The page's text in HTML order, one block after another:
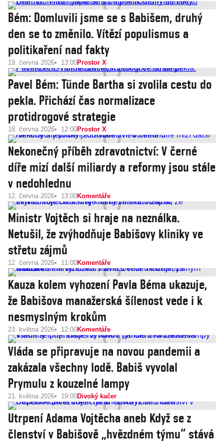
Bém: Domluvili jsme se s Babišem, druhý
den se to změnilo. Vítězí populismus a
politikaření nad fakty
19. června 2026 13:00Prostor X
Pavel Bém: Tünde Bartha si zvolila cestu do
pekla. Přichází čas normalizace
protidrogové strategie
18. června 2026 12:00Prostor X
Nekonečný příběh zdravotnictví: V černé
díře mizí další miliardy a reformy jsou stále
v nedohlednu
12. června 2026 13:00Komentáře
Ministr Vojtěch si hraje na neználka.
Netušil, že zvýhodňuje Babišovy kliniky ve
střetu zájmů
12. června 2026 11:00Komentáře
Kauza kolem vyhození Pavla Béma ukazuje,
že Babišova manažerská šílenost vede i k
nesmyslným krokům
23. května 2026 12:00Komentáře
Vláda se připravuje na novou pandemii a
zakázala všechny lodě. Babiš vyvolal
Prymulu z kouzelné lampy
21. května 2026 19:00Divoký kačer
Utrpení Adama Vojtěcha aneb Když se z
členství v Babišově „hvězdném týmu“ stává